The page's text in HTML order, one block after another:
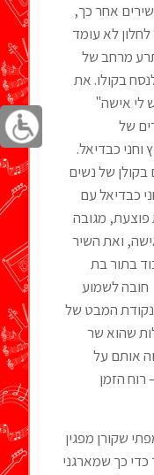
שירים אחר כך,
לא עומד
מרחב של
בקולו. את
לי אישה"
שירים של
וחני כבדיאל.
בקולן של נשים
כבדיאל עם
פוצעת, מגובה
ואת השיר
בתור בת
לשמוע
המבט של
שהוא שר
אותם על
רוח הזמן
שקורן מפגין
כדי כך שמארגני